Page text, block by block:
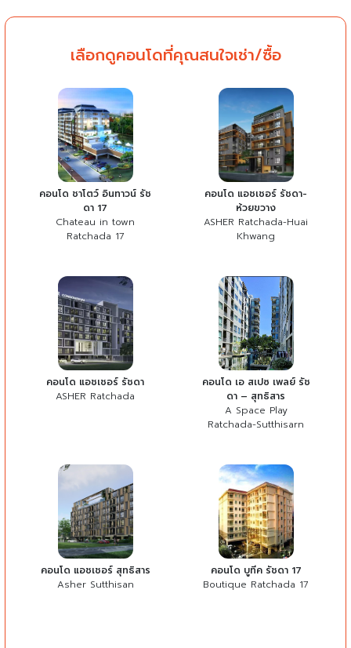
เลือกดูคอนโดที่คุณสนใจเช่า/ซื้อ
คอนโด ชาโตว์ อินทาวน์ รัช
ดา 17
Chateau in town
Ratchada 17
คอนโด แอชเชอร์ รัชดา-
ห้วยขวาง
ASHER Ratchada-Huai
Khwang
คอนโด แอชเชอร์ รัชดา
ASHER Ratchada
คอนโด เอ สเปซ เพลย์ รัช
ดา – สุทธิสาร
A Space Play
Ratchada-Sutthisarn
คอนโด แอชเชอร์ สุทธิสาร
Asher Sutthisan
คอนโด บูทีค รัชดา 17
Boutique Ratchada 17